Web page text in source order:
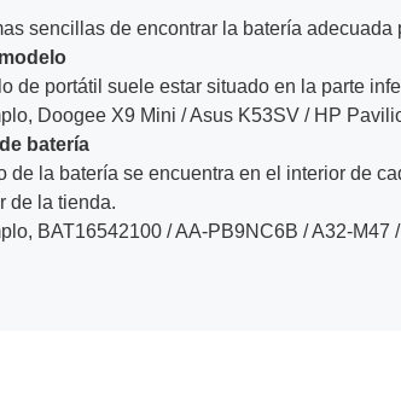
sencillas de encontrar la batería adecuada
de portátil suele estar situado en la parte
Doogee X9 Mini / Asus K53SV / HP
batería
de la batería se encuentra en el interior de
de la tienda.
BAT16542100 / AA-PB9NC6B / A32-M47